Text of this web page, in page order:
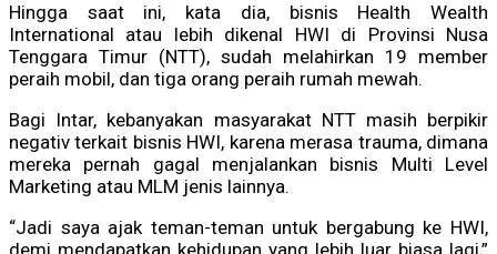
Hingga saat ini, kata dia, bisnis Health Wealth
International atau lebih dikenal HWI di Provinsi Nusa
Tenggara Timur (NTT), sudah melahirkan 19 member
peraih mobil, dan tiga orang peraih rumah mewah.
Bagi Intar, kebanyakan masyarakat NTT masih berpikir
negativ terkait bisnis HWI, karena merasa trauma, dimana
mereka pernah gagal menjalankan bisnis Multi Level
Marketing atau MLM jenis lainnya.
“Jadi saya ajak teman-teman untuk bergabung ke HWI,